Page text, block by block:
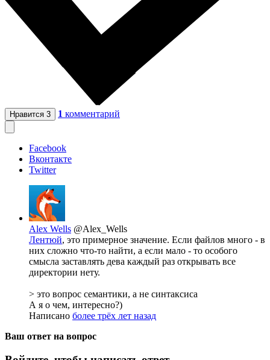
Нравится 3 1 комментарий
Facebook
Вконтакте
Twitter
Alex Wells @Alex_Wells
Лентюй, это примерное значение. Если файлов много - в
них сложно что-то найти, а если мало - то особого
смысла заставлять дева каждый раз открывать все
директории нету.
> это вопрос семантики, а не синтаксиса
А я о чем, интересно?)
Написано более трёх лет назад
Ваш ответ на вопрос